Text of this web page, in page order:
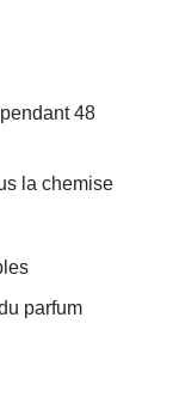
48
la chemise
parfum